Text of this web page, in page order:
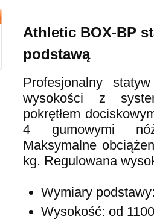
Athletic BOX-BP
podstawą
Profesjonalny
wysokości z
pokrętłem
4 gumowymi
Maksymalne
kg. Regulowana
Wymiary
Wysokość: od